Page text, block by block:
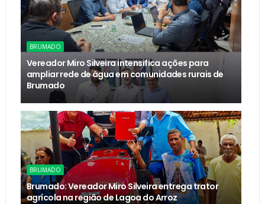
BRUMADO
Vereador Miro Silveira intensifica ações para
ampliar rede de água em comunidades rurais de
Brumado
BRUMADO
Brumado: Vereador Miro Silveira entrega trator
agrícola na região de Lagoa do Arroz